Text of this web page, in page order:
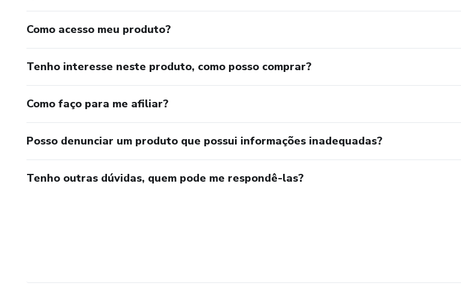
Como acesso meu produto?
Tenho interesse neste produto, como posso comprar?
Como faço para me afiliar?
Posso denunciar um produto que possui informações inadequadas?
Tenho outras dúvidas, quem pode me respondê-las?